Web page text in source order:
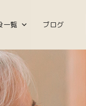
一覧 ブログ